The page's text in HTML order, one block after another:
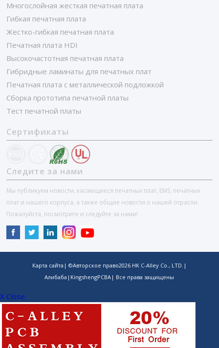
Многослойная жесткая печатная плата
Гибкая печатная плата
Жестко-гибкая печатная плата
Печатная плата HDI
Высокочастотная печатная плата
Гибридные ламинаты для печатных плат
Печатная плата с металлической подложкой
Сборка прототипа печатной платы
Тест печатной платы
Сертификаты
Следите за нами
Мы публикуем новости, касающиеся печатных плат, EMS, печатных
плат и нашего корпуса, а также общие новости о нашей отрасли.
Пожалуйста, посмотрите и следуйте за нами!
Карта сайта | ©Авторское право2026 HK C-Alley Co., LTD. |
Алибаба | KingshengPCBA | Все права защищены
X Close